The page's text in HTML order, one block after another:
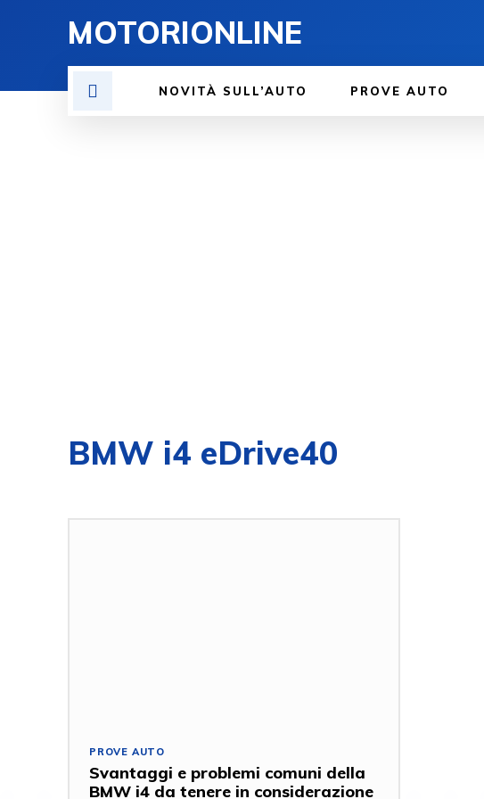
MOTORIONLINE
NOVITÀ SULL’AUTO PROVE AUTO
BMW i4 eDrive40
PROVE AUTO
Svantaggi e problemi comuni della
BMW i4 da tenere in considerazione